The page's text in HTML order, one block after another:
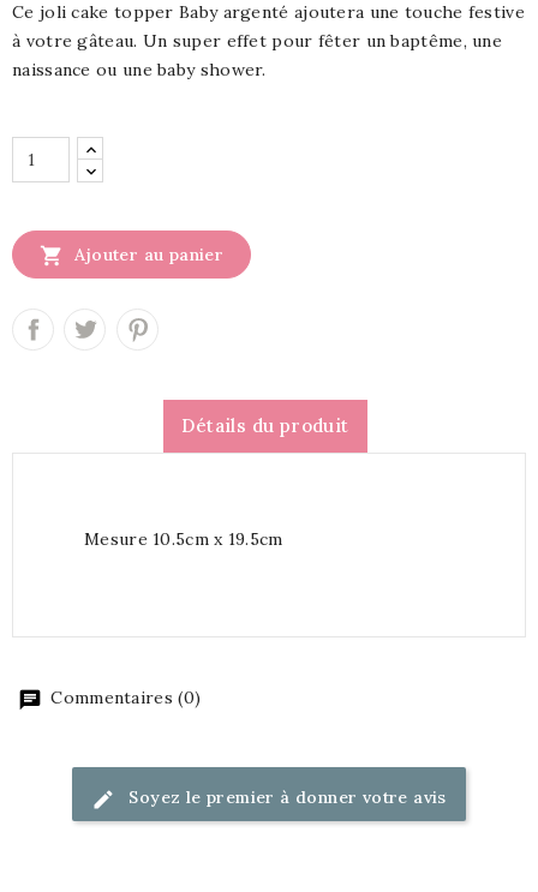
Ce joli cake topper Baby argenté ajoutera une touche festive
à votre gâteau. Un super effet pour fêter un baptême, une
naissance ou une baby shower.
 Ajouter au panier
Détails du produit
Mesure 10.5cm x 19.5cm
Commentaires (0)
Soyez le premier à donner votre avis